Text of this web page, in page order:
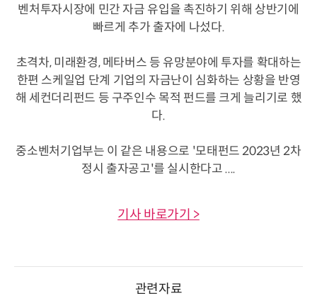
벤처투자시장에 민간 자금 유입을 촉진하기 위해 상반기에
빠르게 추가 출자에 나섰다.
초격차, 미래환경, 메타버스 등 유망분야에 투자를 확대하는
한편 스케일업 단계 기업의 자금난이 심화하는 상황을 반영
해 세컨더리펀드 등 구주인수 목적 펀드를 크게 늘리기로 했
다.
중소벤처기업부는 이 같은 내용으로 '모태펀드 2023년 2차
정시 출자공고'를 실시한다고 ....
기사 바로가기 >
관련자료